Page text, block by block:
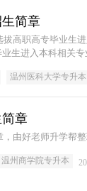
简章
高职高专毕业生
生进入本科相关专
温州医科大学专升本
章
由好老师升学帮整
温州商学院专升本